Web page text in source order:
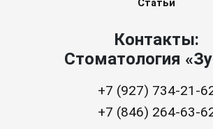
Статьи
Контакты:
Стоматология
+7 (927) 734-21-
+7 (846) 264-63-